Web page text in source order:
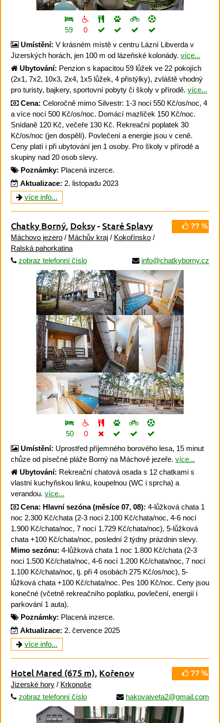
59
0
Umístění: V krásném místě v centru Lázní Libverda v
Jizerských horách, jen 100 m od lázeňské kolonády. více...
Ubytování: Penzion s kapacitou 59 lůžek ve 22 pokojích
(2x1, 7x2, 10x3, 2x4, 1x5 lůžek, 4 přistýlky), zvláště vhodný
pro turisty, bajkery, sportovní pobyty či školy v přírodě. více...
Cena: Celoročně mimo Silvestr: 1-3 noci 550 Kč/os/noc, 4
a více nocí 500 Kč/os/noc. Domácí mazlíček 150 Kč/noc.
Snídaně 120 Kč, večeře 130 Kč. Rekreační poplatek 30
Kč/os/noc (jen dospělí). Povlečení a energie jsou v ceně.
Ceny platí i při ubytování jen 1 osoby. Pro školy v přírodě a
skupiny nad 20 osob slevy.
Poznámky: Placená inzerce.
Aktualizace: 2. listopadu 2023
více info...
?? %
Chatky Borný, Doksy-Staré Splavy
Máchovo jezero / Máchův kraj / Kokořínsko /
Ralská pahorkatina
zobraz telefonní číslo
info@chatkyborny.cz
50
0
Umístění: Uprostřed příjemného borového lesa, 15 minut
chůze od písečné pláže Borný na Máchově jezeře. více...
Ubytování: Rekreační chatová osada s 12 chatkami s
vlastní kuchyňskou linku, koupelnou (WC i sprcha) a
verandou. více...
Cena: Hlavní sezóna (měsíce 07, 08): 4-lůžková chata 1
noc 2.300 Kč/chata (2-3 noci 2.100 Kč/chata/noc, 4-6 nocí
1.900 Kč/chata/noc, 7 nocí 1.729 Kč/chata/noc), 5-lůžková
chata +100 Kč/chata/noc, poslední 2 týdny prázdnin slevy.
Mimo sezónu: 4-lůžková chata 1 noc 1.800 Kč/chata (2-3
noci 1.500 Kč/chata/noc, 4-6 nocí 1.200 Kč/chata/noc, 7 nocí
1.100 Kč/chata/noc, tj. při 4 osobách 275 Kč/os/noc), 5-
lůžková chata +100 Kč/chata/noc. Pes 100 Kč/noc. Ceny jsou
konečné (včetně rekreačního poplatku, povlečení, energií i
parkování 1 auta).
Poznámky: Placená inzerce.
Aktualizace: 2. července 2025
více info...
?? %
Hotel Mared (675 m), Kořenov
Jizerské hory / Krkonoše
zobraz telefonní číslo
hakovaiveta2@gmail.com